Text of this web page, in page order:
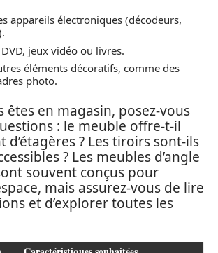
appareils électroniques (décodeurs,
jeux vidéo ou livres.
éléments décoratifs, comme des
photo.
êtes en magasin, posez-vous
: le meuble offre-t-il
d’étagères ? Les tiroirs sont-ils
? Les meubles d’angle
souvent conçus pour
mais assurez-vous de lire
et d’explorer toutes les